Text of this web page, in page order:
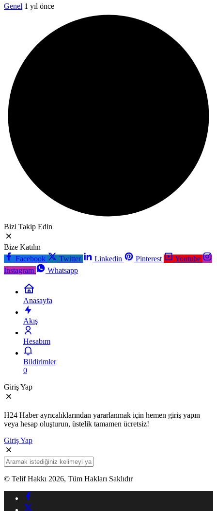
Genel 1 yıl önce
Bizi Takip Edin
Bize Katılın
Facebook
Twitter Linkedin Pinterest
Youtube
Instagram
Whatsapp
Anasayfa
Akış
Hesabım
Bildirimler
0
Giriş Yap
H24 Haber ayrıcalıklarından yararlanmak için hemen giriş yapın
veya hesap oluşturun, üstelik tamamen ücretsiz!
Giriş Yap
© Telif Hakkı 2026, Tüm Hakları Saklıdır